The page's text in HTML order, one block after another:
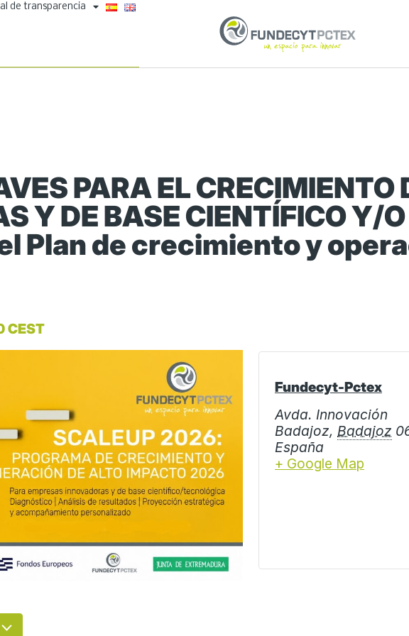
de transparencia
PARA EL CRECIMIENTO
Y DE BASE CIENTÍFICO Y/
Plan de crecimiento y
CEST
Fundecyt-Pctex
Avda. Innovación
Badajoz, Badajoz
España
+ Google Map